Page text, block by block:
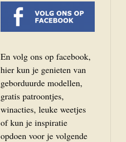
En volg ons op facebook,
hier kun je genieten van
geborduurde modellen,
gratis patroontjes,
winacties, leuke weetjes
of kun je inspiratie
opdoen voor je volgende